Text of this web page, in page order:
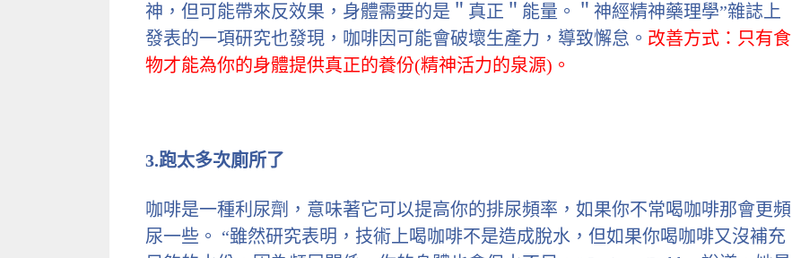
神，但可能帶來反效果，身體需要的是＂真正＂能量。＂神經精神藥理學”雜誌上
發表的一項研究也發現，咖啡因可能會破壞生產力，導致懈怠。 改善方式：只有食
物才能為你的身體提供真正的養份(精神活力的泉源)。
3.跑太多次廁所了
咖啡是一種利尿劑，意味著它可以提高你的排尿頻率，如果你不常喝咖啡那會更頻
尿一些。 “雖然研究表明，技術上喝咖啡不是造成脫水，但如果你喝咖啡又沒補充